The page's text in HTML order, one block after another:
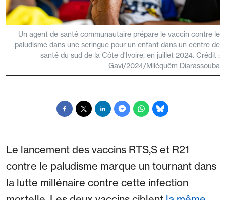
Un agent de santé communautaire prépare le vaccin contre le
paludisme dans une seringue pour un enfant dans un centre de
santé du sud de la Côte d'Ivoire, en juillet 2024. Crédit :
Gavi/2024/Miléquêm Diarassouba
Le lancement des vaccins RTS,S et R21
contre le paludisme marque un tournant dans
la lutte millénaire contre cette infection